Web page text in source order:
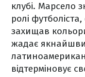
клубі. Марсело
ролі
захищав
жадає
відтерміновує